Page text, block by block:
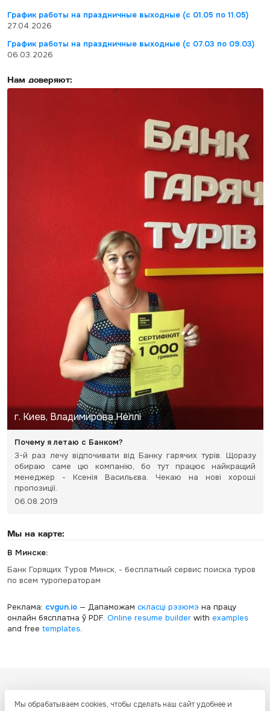
График работы на праздничные выходные (с 01.05 по 11.05)
27.04.2026
График работы на праздничные выходные (с 07.03 по 09.03)
06.03.2026
Нам доверяют:
г. Киев, Владимирова Неллі
Почему я летаю с Банком?
3-й раз лечу відпочивати від Банку гарячих турів. Щоразу
обираю саме цю компанію, бо тут працює найкращий
менеджер - Ксенія Васильєва. Чекаю на нові хороші
пропозиції.
06.08.2019
Мы на карте:
В Минске:
Банк Горящих Туров Минск, - бесплатный сервис поиска туров
по всем туроператорам
Реклама: cvgun.io— Дапаможам скласці рэзюмэ на працу
онлайн бясплатна ў PDF. Online resume builderwith examples
and free templates.
графическое содержание, структуру и оформление страниц защищены
Мы обрабатываем cookies, чтобы сделать наш сайт удобнее и